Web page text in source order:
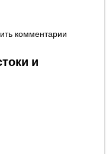
Basil Turchin
комментарии
и